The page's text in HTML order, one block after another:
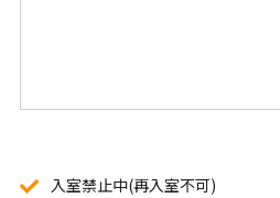
入室禁止中(再入室不可)